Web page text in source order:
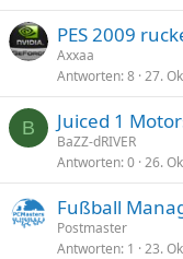
PES 2009
Axxaa
Antworten 8 27.
B Juiced 1
BaZZ-dRIVER
Antworten 0 26.
Fußball
Postmaster
Antworten 1 23.